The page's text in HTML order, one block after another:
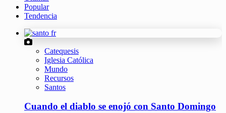
Popular
Tendencia
Catequesis
Iglesia Católica
Mundo
Recursos
Santos
Cuando el diablo se enojó con Santo Domingo